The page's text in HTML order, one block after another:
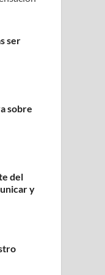
ser
sobre
del
y